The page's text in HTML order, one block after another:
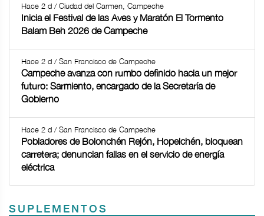
Hace 2 d / Ciudad del Carmen, Campeche
Inicia el Festival de las Aves y Maratón El Tormento
Balam Beh 2026 de Campeche
Hace 2 d / San Francisco de Campeche
Campeche avanza con rumbo definido hacia un mejor
futuro: Sarmiento, encargado de la Secretaría de
Gobierno
Hace 2 d / San Francisco de Campeche
Pobladores de Bolonchén Rejón, Hopelchén, bloquean
carretera; denuncian fallas en el servicio de energía
eléctrica
SUPLEMENTOS